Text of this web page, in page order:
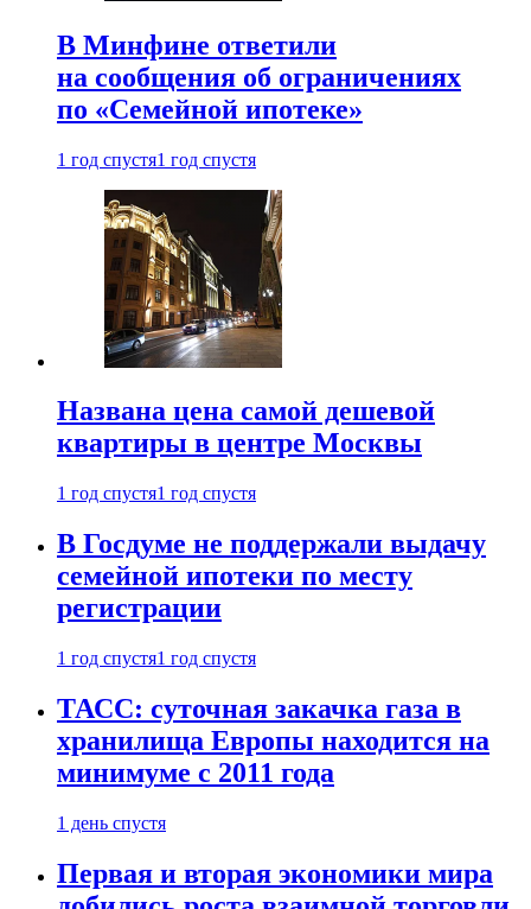
В Минфине ответили
на сообщения об ограничениях
по «Семейной ипотеке»
1 год спустя1 год спустя
Названа цена самой дешевой
квартиры в центре Москвы
1 год спустя1 год спустя
В Госдуме не поддержали выдачу
семейной ипотеки по месту
регистрации
1 год спустя1 год спустя
ТАСС: суточная закачка газа в
хранилища Европы находится на
минимуме с 2011 года
1 день спустя
Первая и вторая экономики мира